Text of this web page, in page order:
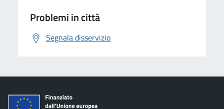
Problemi in città
Segnala disservizio